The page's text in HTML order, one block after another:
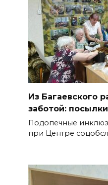
Из Багаевского
заботой:
Подопечные
при Центре